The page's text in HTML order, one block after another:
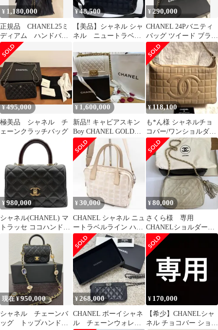
¥ 1,180,000
正規品 CHANEL25ミ
ディアム ハンドバッ
グ AS5311 カーフスキ
ン
¥48,500
【美品】シャネル シャ
ネル ニュートラベル
ーバッグ
¥ 290,000
CHANEL 24Pバニティ
バッグ ツイード ブラッ
ク/ホワイト
¥495,000
極美品 シャネル チ
ェーンクラッチバッグ
¥ 1,600,000
新品‼︎ キャビアスキン
Boy CHANEL GOLD金
具
¥118,100
も*ん様 シャネルチョ
コバー/ワンショルダー
バッグ/ベージュ
¥980,000
シャネル(CHANEL) マ
トラッセ ココハンドル
19 XXS 2wayバッグ 黒/
レッド キャビアスキン/
リザード ゴールド金具
プレート AS2215 中古A
レディース ハンドバッ
グ ショルダーバッグ
¥30,000
CHANEL シャネル ニュ
ートラベルライン ハン
ドバッグ 2way ベージ
ュ
¥80,000
さくら様 専用
CHANELショルダーバ
ッグ、チェーンショル
ダー
現在 ¥950,000
シャネル チェーンバ
ッグ トップハンド
¥268,000
CHANEL ボーイシャネ
ル チェーンウォレッ
¥ 170,000
【希少】CHANELシャ
ネル チョコバー ショル